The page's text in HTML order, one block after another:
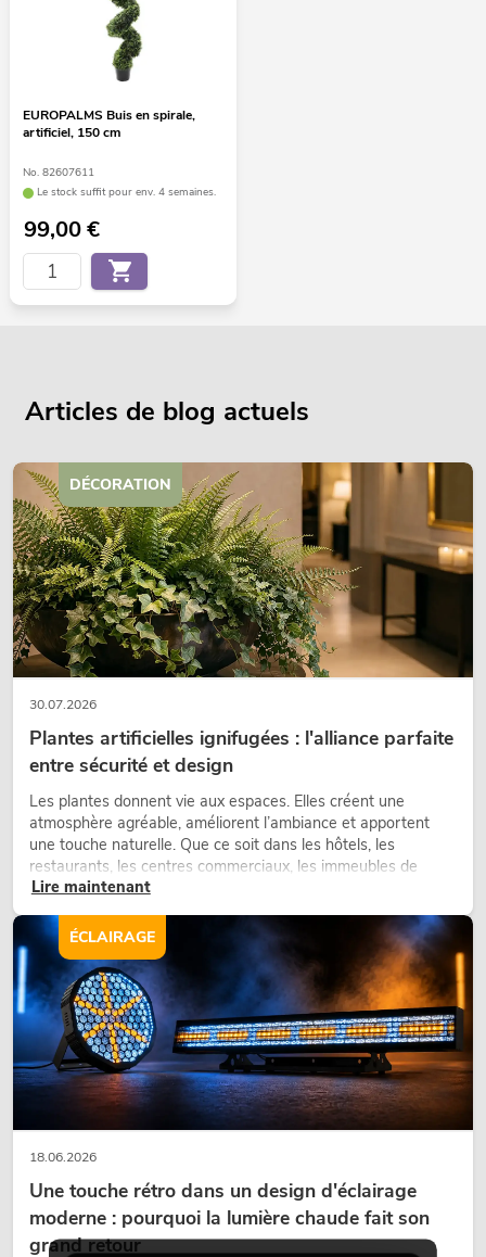
EUROPALMS Buis en spirale,
artificiel, 150 cm
No. 82607611
Le stock suffit pour env. 4 semaines.
99,00€
Articles de blog actuels
30.07.2026
Plantes artificielles ignifugées : l'alliance parfaite
entre sécurité et design
Les plantes donnent vie aux espaces. Elles créent une
atmosphère agréable, améliorent l’ambiance et apportent
une touche naturelle. Que ce soit dans les hôtels, les
restaurants, les centres commerciaux, les immeubles de
bureaux ou sur les stands d’exposition, une végétalisation de
qualité fait depuis longtemps partie intégrante des concepts
d’aménagement modernes.
Lire maintenant
DÉCORATION
18.06.2026
Une touche rétro dans un design d'éclairage
moderne : pourquoi la lumière chaude fait son
grand retour
ÉCLAIRAGE